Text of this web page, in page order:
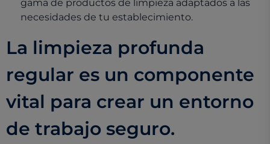
gama de productos de limpieza adaptados a las
necesidades de tu establecimiento.
La limpieza profunda
regular es un componente
vital para crear un entorno
de trabajo seguro.